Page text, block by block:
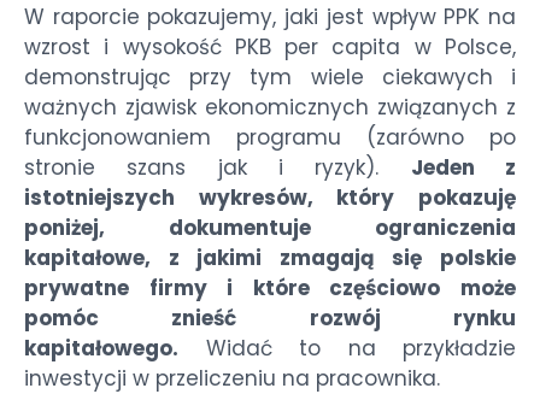
W raporcie pokazujemy, jaki jest wpływ PPK na
wzrost i wysokość PKB per capita w Polsce,
demonstrując przy tym wiele ciekawych i
ważnych zjawisk ekonomicznych związanych z
funkcjonowaniem programu (zarówno po
stronie szans jak i ryzyk). Jeden z
istotniejszych wykresów, który pokazuję
poniżej, dokumentuje ograniczenia
kapitałowe, z jakimi zmagają się polskie
prywatne firmy i które częściowo może
pomóc znieść rozwój rynku
kapitałowego. Widać to na przykładzie
inwestycji w przeliczeniu na pracownika.